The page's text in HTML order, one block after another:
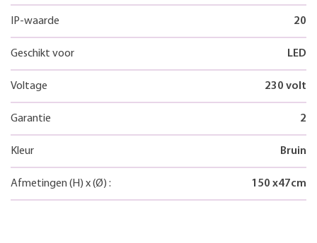
IP-waarde 20
Geschikt voor LED
Voltage 230 volt
Garantie 2
Kleur Bruin
Afmetingen (H) x(Ø) : 150 x47cm